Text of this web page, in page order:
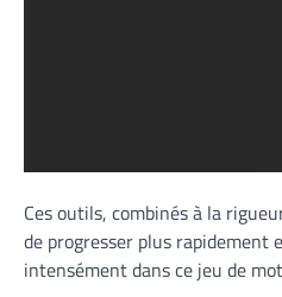
Ces outils, combinés à la
de progresser plus rapidement
intensément dans ce jeu de